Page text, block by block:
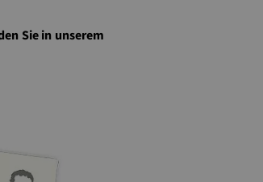
Sie in unserem